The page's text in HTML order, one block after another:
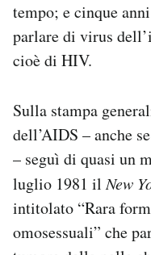
tempo; e cinque
parlare di virus
cioè di HIV.
Sulla stampa
dell’AIDS – anche
– seguì di quasi un
luglio 1981 ilNew
intitolato “Rara
omosessuali” che